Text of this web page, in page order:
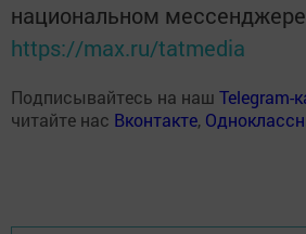
национальном
https://max.ru/tatmedia
Подписывайтесь на наш Telegram-
читайте нас Вконтакте,